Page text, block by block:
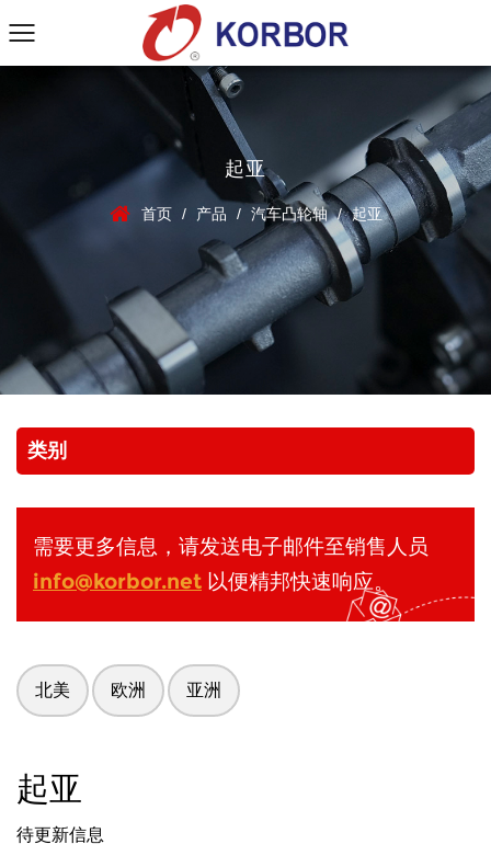
起亚
首页 / 产品 / 汽车凸轮轴 / 起亚
类别
需要更多信息，请发送电子邮件至销售人员
info@korbor.net 以便精邦快速响应。
北美 欧洲 亚洲
起亚
待更新信息